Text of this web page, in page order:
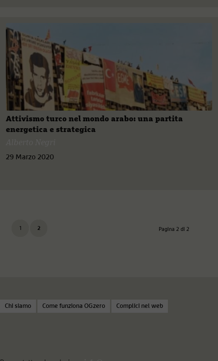
Attivismo turco nel mondo arabo: una partita
energetica e strategica
29 Marzo 2020
Pagina 2 di 2
1 2
Chi siamo Come funziona OGzero Complici nel web